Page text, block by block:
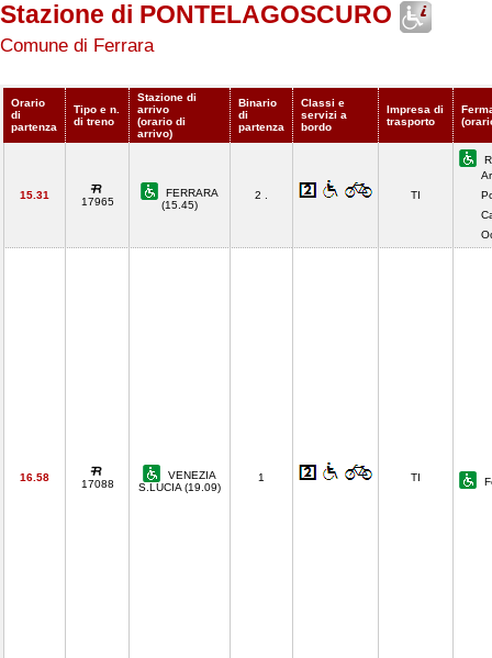
Stazione di PONTELAGOSCURO
Comune di Ferrara
Orario
di
partenza
Tipo e n.
di treno
Stazione di
arrivo
(orario di
arrivo)
Binario
di
partenza
Classi e
servizi a
bordo
Impresa di
trasporto
15.31
17965
FERRARA
(15.45)
2 . TI
16.58
17088
VENEZIA
S.LUCIA (19.09)
1 TI